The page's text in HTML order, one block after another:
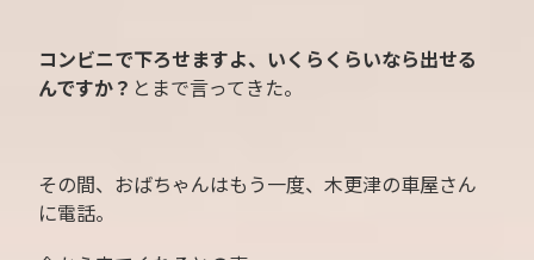
コンビニで下ろせますよ、いくらくらいなら出せる
んですか？ とまで言ってきた。
その間、おばちゃんはもう一度、木更津の車屋さん
に電話。